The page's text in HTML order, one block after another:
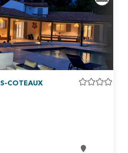
COTEAUX